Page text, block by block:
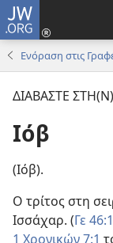
JW.ORG
Ενόραση στις
ΔΙΑΒΑΣΤΕ ΣΤΗ(Ν)
Ιόβ
(Ιόβ).
Ο τρίτος στη
Ισσάχαρ. (Γε
1 Χρονικών 7:1